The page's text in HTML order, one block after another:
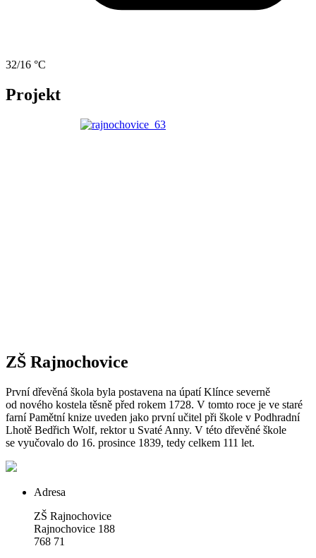
32/16 °C
Projekt
ZŠ Rajnochovice
První dřevěná škola byla postavena na úpatí Klínce severně
od nového kostela těsně před rokem 1728. V tomto roce je ve staré
farní Pamětní knize uveden jako první učitel při škole v Podhradní
Lhotě Bedřich Wolf, rektor u Svaté Anny. V této dřevěné škole
se vyučovalo do 16. prosince 1839, tedy celkem 111 let.
Adresa
ZŠ Rajnochovice
Rajnochovice 188
768 71